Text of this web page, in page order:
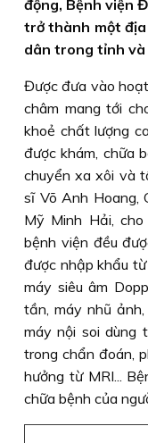
động, Bệnh viện
trở thành một địa
dân trong tỉnh
Được đưa vào
châm mang tới
khoẻ chất lượng
được khám, chữa
chuyển xa xôi và
sĩ Võ Anh Hoang,
Mỹ Minh Hải,
bệnh viện đều
được nhập khẩu
máy siêu âm
tần, máy nhũ
máy nội soi dùng
trong chẩn đoán,
hưởng từ MRI...
chữa bệnh của